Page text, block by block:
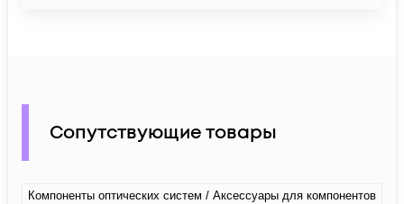
Сопутствующие товары
Компоненты оптических систем / Аксессуары для компонентов